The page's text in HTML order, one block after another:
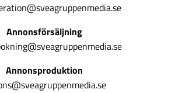
Annonsförsäljning
Annonsproduktion